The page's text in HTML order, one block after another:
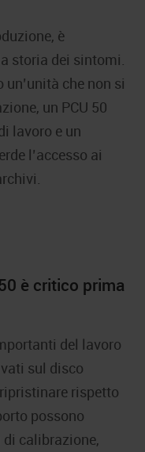
è
storia dei sintomi.
che non si
un PCU 50
lavoro e un
l’accesso ai
è critico prima
del lavoro
sul disco
rispetto
possono
calibrazione,